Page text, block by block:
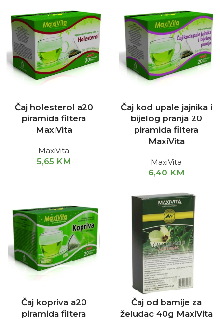
Čaj holesterol a20
piramida filtera
MaxiVita
MaxiVita
5,65 KM
Čaj kod upale jajnika i
bijelog pranja 20
piramida filtera
MaxiVita
MaxiVita
6,40 KM
Čaj kopriva a20
piramida filtera
Čaj od bamije za
želudac 40g MaxiVita